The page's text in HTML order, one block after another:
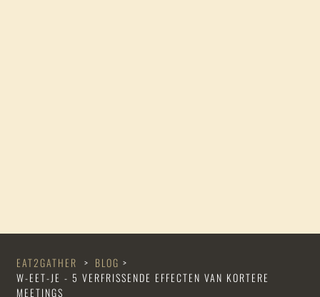
EAT2GATHER > BLOG >
W-EET-JE - 5 VERFRISSENDE EFFECTEN VAN KORTERE
MEETINGS